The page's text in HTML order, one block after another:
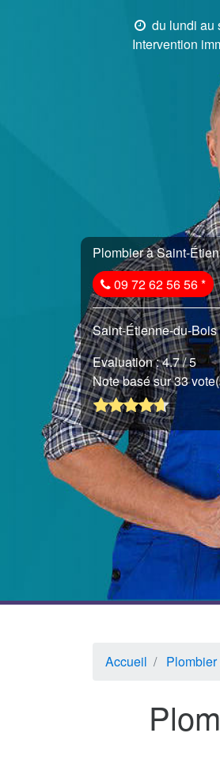
du lundi au
Intervention
Plombier à Saint-
09 72 62 56 56*
Saint-Étienne-du-
Evaluation :4.7/ 5
Note basé sur 33
Accueil Plombier